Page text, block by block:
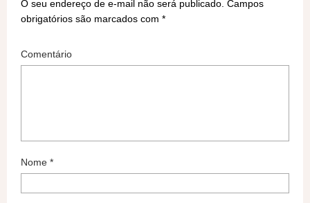
O seu endereço de e-mail não será publicado. Campos
obrigatórios são marcados com *
Comentário
Nome *